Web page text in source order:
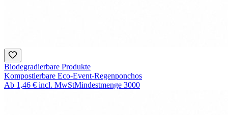
Biodegradierbare Produkte
Kompostierbare Eco-Event-Regenponchos
Ab 1,46 € incl. MwStMindestmenge 3000